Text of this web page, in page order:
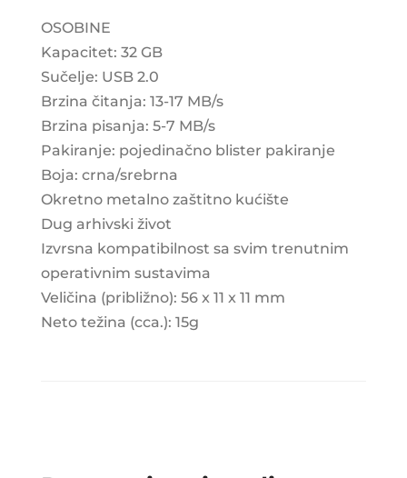
OSOBINE
Kapacitet: 32 GB
Sučelje: USB 2.0
Brzina čitanja: 13-17 MB/s
Brzina pisanja: 5-7 MB/s
Pakiranje: pojedinačno blister pakiranje
Boja: crna/srebrna
Okretno metalno zaštitno kućište
Dug arhivski život
Izvrsna kompatibilnost sa svim trenutnim
operativnim sustavima
Veličina (približno): 56 x 11 x 11 mm
Neto težina (cca.): 15g